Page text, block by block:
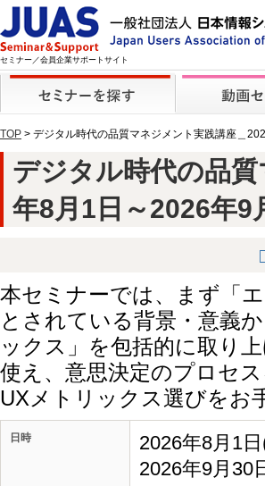
セミナー／会員企業サポートサイト
TOP > デジタル時代の品質マネジメント実践講座＿
デジタル時代の品
年8月1日～2026年9
本セミナーでは、まず「
とされている背景・意義
ックス」を包括的に取り
使え、意思決定のプロセ
UXメトリックス選びをお
日時
2026年8月1
2026年9月30